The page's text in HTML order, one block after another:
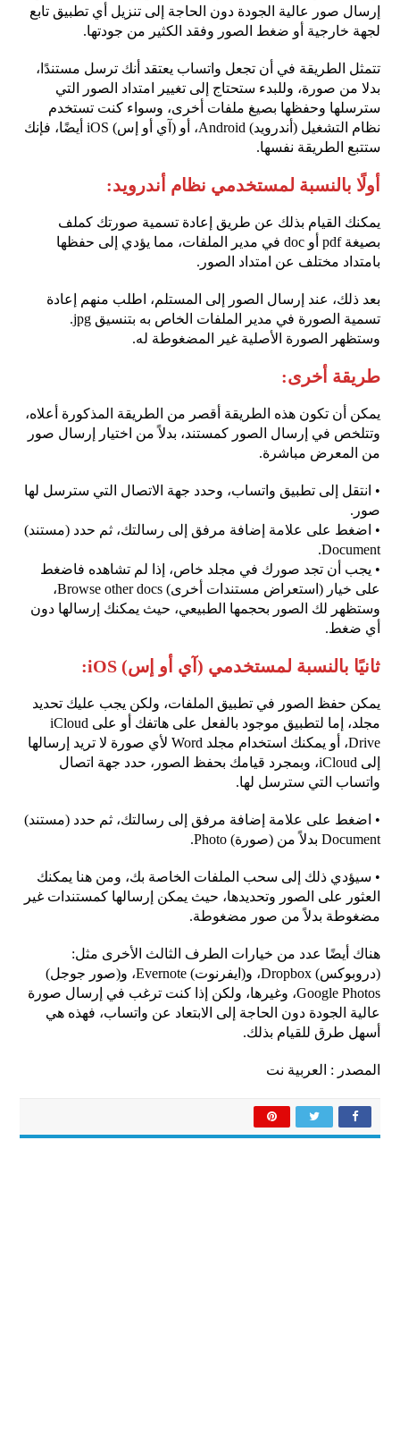
إرسال صور عالية الجودة دون الحاجة إلى تنزيل أي تطبيق تابع
لجهة خارجية أو ضغط الصور وفقد الكثير من جودتها.
تتمثل الطريقة في أن تجعل واتساب يعتقد أنك ترسل مستندًا،
بدلا من صورة، وللبدء ستحتاج إلى تغيير امتداد الصور التي
سترسلها وحفظها بصيغ ملفات أخرى، وسواء كنت تستخدم
نظام التشغيل (أندرويد) Android، أو (آي أو إس) iOS أيضًا، فإنك
ستتبع الطريقة نفسها.
أولًا بالنسبة لمستخدمي نظام أندرويد:
يمكنك القيام بذلك عن طريق إعادة تسمية صورتك كملف
بصيغة pdf أو doc في مدير الملفات، مما يؤدي إلى حفظها
بامتداد مختلف عن امتداد الصور.
بعد ذلك، عند إرسال الصور إلى المستلم، اطلب منهم إعادة
تسمية الصورة في مدير الملفات الخاص به بتنسيق jpg.
وستظهر الصورة الأصلية غير المضغوطة له.
طريقة أخرى:
يمكن أن تكون هذه الطريقة أقصر من الطريقة المذكورة أعلاه،
وتتلخص في إرسال الصور كمستند، بدلاً من اختيار إرسال صور
من المعرض مباشرة.
• انتقل إلى تطبيق واتساب، وحدد جهة الاتصال التي سترسل لها
صور.
• اضغط على علامة إضافة مرفق إلى رسالتك، ثم حدد (مستند)
Document.
• يجب أن تجد صورك في مجلد خاص، إذا لم تشاهده فاضغط
على خيار (استعراض مستندات أخرى) Browse other docs،
وستظهر لك الصور بحجمها الطبيعي، حيث يمكنك إرسالها دون
أي ضغط.
ثانيًا بالنسبة لمستخدمي (آي أو إس) iOS:
يمكن حفظ الصور في تطبيق الملفات، ولكن يجب عليك تحديد
مجلد، إما لتطبيق موجود بالفعل على هاتفك أو على iCloud
Drive، أو يمكنك استخدام مجلد Word لأي صورة لا تريد إرسالها
إلى iCloud، وبمجرد قيامك بحفظ الصور، حدد جهة اتصال
واتساب التي سترسل لها.
• اضغط على علامة إضافة مرفق إلى رسالتك، ثم حدد (مستند)
Document بدلاً من (صورة) Photo.
• سيؤدي ذلك إلى سحب الملفات الخاصة بك، ومن هنا يمكنك
العثور على الصور وتحديدها، حيث يمكن إرسالها كمستندات غير
مضغوطة بدلاً من صور مضغوطة.
هناك أيضًا عدد من خيارات الطرف الثالث الأخرى مثل:
(دروبوكس) Dropbox، و(ايفرنوت) Evernote، و(صور جوجل)
Google Photos، وغيرها، ولكن إذا كنت ترغب في إرسال صورة
عالية الجودة دون الحاجة إلى الابتعاد عن واتساب، فهذه هي
أسهل طرق للقيام بذلك.
المصدر : العربية نت